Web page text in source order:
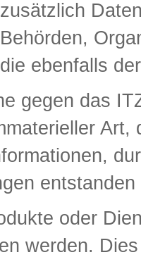
zusätzlich
Behörden,
die ebenfalls
gegen das
oder
werden.